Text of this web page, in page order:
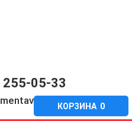
255-05-33
КОРЗИНА 0